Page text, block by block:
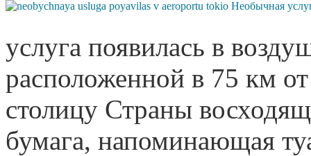
услуга появилась в
расположенной в 75 км
столицу Страны
бумага, напоминающая